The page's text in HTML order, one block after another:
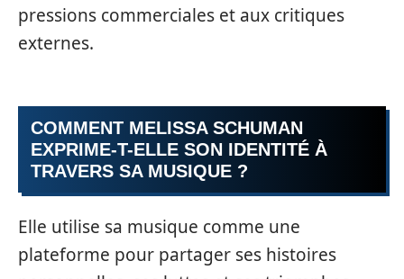
pressions commerciales et aux critiques
externes.
COMMENT MELISSA SCHUMAN
EXPRIME-T-ELLE SON IDENTITÉ À
TRAVERS SA MUSIQUE ?
Elle utilise sa musique comme une
plateforme pour partager ses histoires